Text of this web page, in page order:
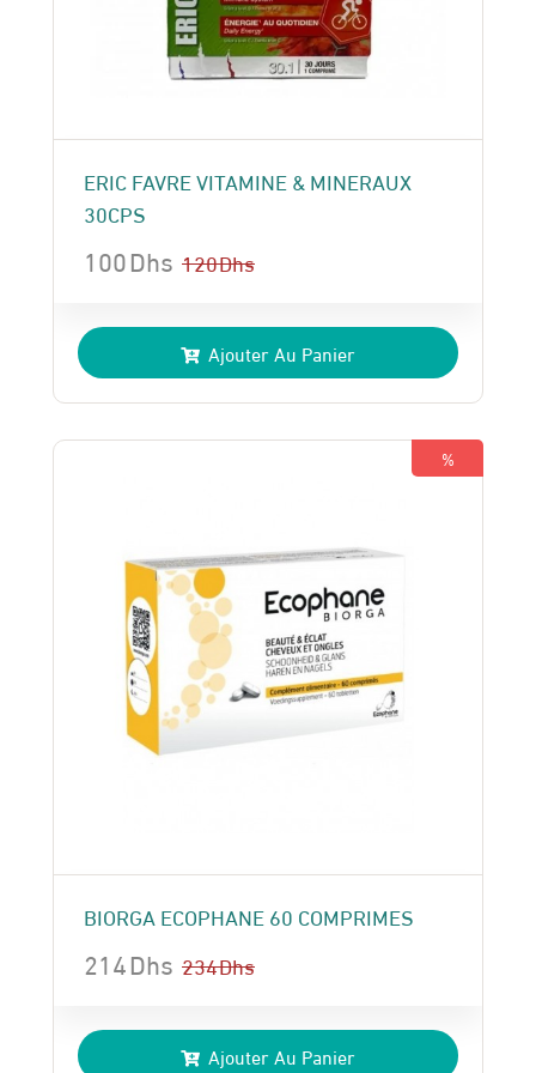
ERIC FAVRE VITAMINE & MINERAUX
30CPS
120Dhs
prix
initial
était :
120 Dhs.
100Dhs
prix
actuel
est :
100 Dhs.
Ajouter Au Panier
%
BIORGA ECOPHANE 60 COMPRIMES
234Dhs
prix
214Dhs
prix
Ajouter Au Panier